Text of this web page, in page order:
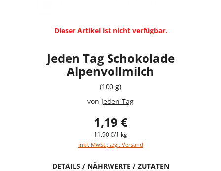
Dieser Artikel ist nicht verfügbar.
Jeden Tag Schokolade
Alpenvollmilch
(100 g)
von Jeden Tag
1,19 €
11,90 €/1 kg
inkl. MwSt., zzgl. Versand
DETAILS / NÄHRWERTE / ZUTATEN